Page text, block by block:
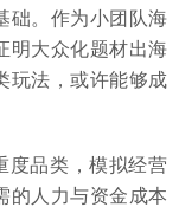
础。作为小团队海
明大众化题材出海
玩法，或许能够成
度品类，模拟经营
的人力与资金成本